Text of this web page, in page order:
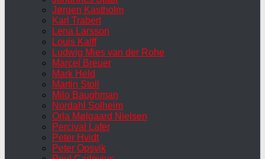
Jørgen Kastholm
Karl Trabert
Lena Larsson
Louis Kalff
Ludwig Mies van der Rohe
Marcel Breuer
Mark Held
Martin Stoll
Milo Baughman
Nordahl Solheim
Orla Mølgaard Nielsen
Percival Lafer
Peter Hvidt
Peter Opsvik